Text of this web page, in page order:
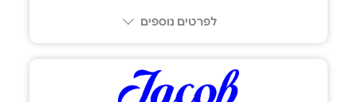
לפרטים נוספים
04-699-9563